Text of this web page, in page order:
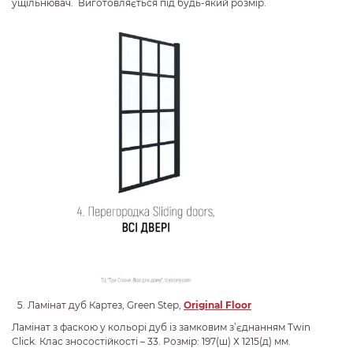
ущільнювач. Виготовляється під будь-який розмір.
Ламінат дуб Картез, Green Step, Original Floor
Ламінат з фаскою у кольорі дуб із замковим з’єднанням Twin
Click. Клас зносостійкості – 33. Розмір: 197(ш) Х 1215(д) мм.